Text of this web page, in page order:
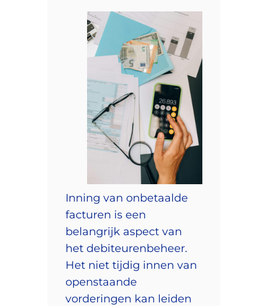
Inning van onbetaalde
facturen is een
belangrijk aspect van
het debiteurenbeheer.
Het niet tijdig innen van
openstaande
vorderingen kan leiden